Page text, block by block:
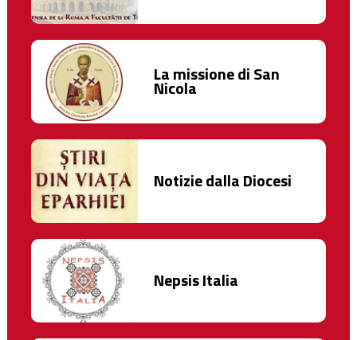
La missione di San
Nicola
Notizie dalla Diocesi
Nepsis Italia